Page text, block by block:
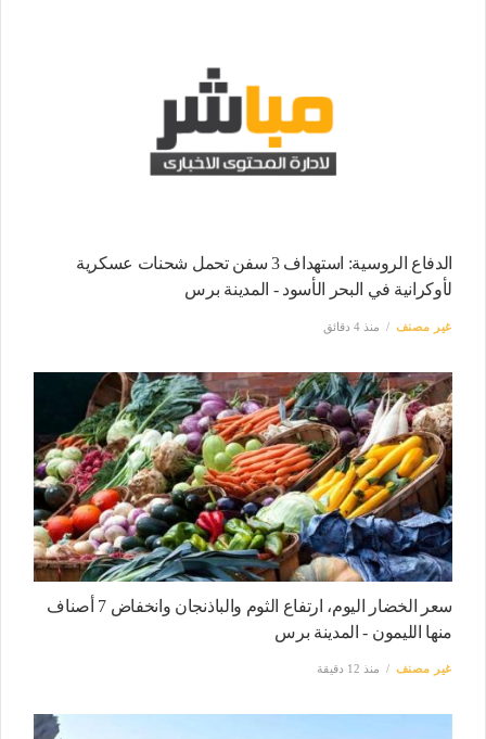
الدفاع الروسية: استهداف 3 سفن تحمل شحنات عسكرية
لأوكرانية في البحر الأسود - المدينة برس
غير مصنف منذ 4 دقائق
سعر الخضار اليوم، ارتفاع الثوم والباذنجان وانخفاض 7 أصناف
منها الليمون - المدينة برس
غير مصنف منذ 12 دقيقة